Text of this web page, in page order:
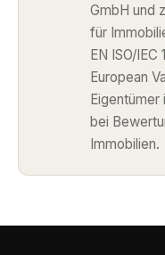
GmbH und
für
EN ISO/IEC
European
Eigentümer
bei
Immobilien.